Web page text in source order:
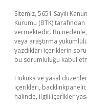
Sitemiz, 5651 Sayılı
Kurumu (BTK)
vermektedir. Bu
veya araştırma
yazdıkları içeriklerin
bu sorumluluğu kabul
Hukuka ve yasal
içerikleri,
halinde, ilgili içerikler